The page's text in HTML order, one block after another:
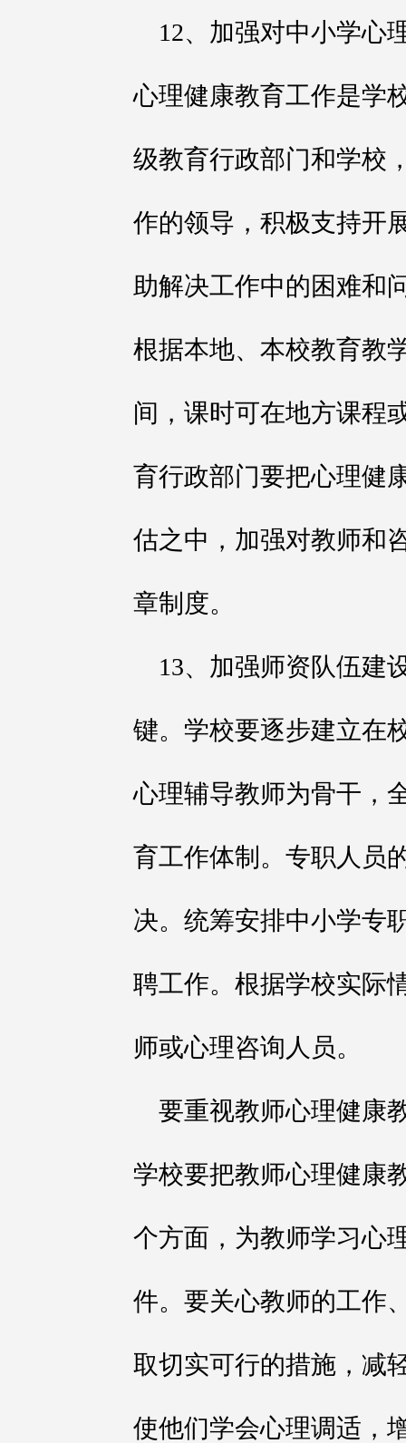
12、加强对中小学心
心理健康教育工作是学
级教育行政部门和学校
作的领导，积极支持开
助解决工作中的困难和
根据本地、本校教育教
间，课时可在地方课程
育行政部门要把心理健
估之中，加强对教师和
章制度。
13、加强师资队伍建
键。学校要逐步建立在
心理辅导教师为骨干，
育工作体制。专职人员
决。统筹安排中小学专
聘工作。根据学校实际
师或心理咨询人员。
要重视教师心理健康
学校要把教师心理健康
个方面，为教师学习心
件。要关心教师的工作
取切实可行的措施，减
使他们学会心理调适，